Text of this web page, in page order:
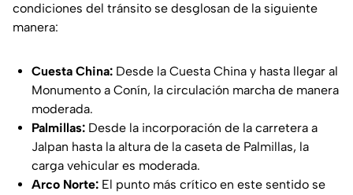
condiciones del tránsito se desglosan de la siguiente
manera:
Cuesta China: Desde la Cuesta China y hasta llegar al
Monumento a Conín, la circulación marcha de manera
moderada.
Palmillas: Desde la incorporación de la carretera a
Jalpan hasta la altura de la caseta de Palmillas, la
carga vehicular es moderada.
Arco Norte: El punto más crítico en este sentido se